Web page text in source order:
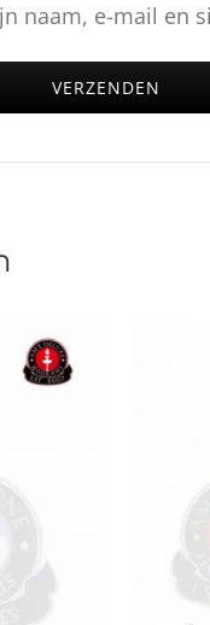
naam, e-mail en